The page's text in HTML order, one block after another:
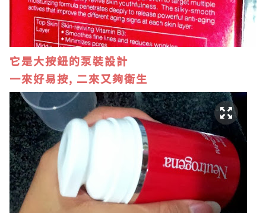
它是大按鈕的泵裝設計
一來好易按, 二來又夠衛生